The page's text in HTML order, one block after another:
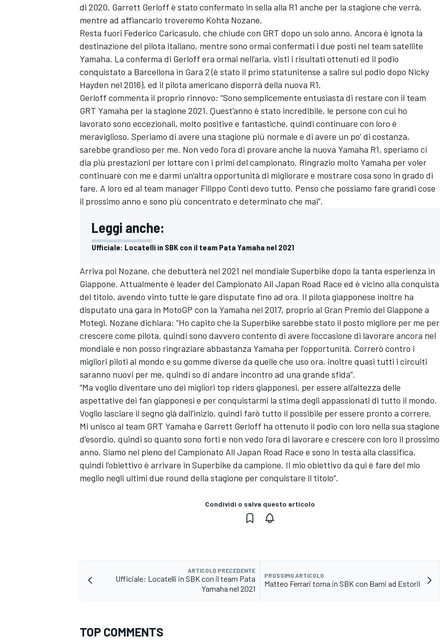
MONOPOSTO
ENDURANCE/GT
di 2020, Garrett Gerloff è stato confermato in sella alla R1 anche per la stagione che verrà,
mentre ad affiancarlo troveremo Kohta Nozane.
Resta fuori Federico Caricasulo, che chiude con GRT dopo un solo anno. Ancora è ignota la
destinazione del pilota italiano, mentre sono ormai confermati i due posti nel team satellite
Yamaha. La conferma di Gerloff era ormai nell’aria, visti i risultati ottenuti ed il podio
conquistato a Barcellona in Gara 2 (è stato il primo statunitense a salire sul podio dopo Nicky
Hayden nel 2016), ed il pilota americano disporrà della nuova R1.
Gerloff commenta il proprio rinnovo: “Sono semplicemente entusiasta di restare con il team
GRT Yamaha per la stagione 2021. Quest’anno è stato incredibile, le persone con cui ho
lavorato sono eccezionali, molto positive e fantastiche, quindi continuare con loro è
meraviglioso. Speriamo di avere una stagione più normale e di avere un po’ di costanza,
sarebbe grandioso per me. Non vedo l’ora di provare anche la nuova Yamaha R1, speriamo ci
dia più prestazioni per lottare con i primi del campionato. Ringrazio molto Yamaha per voler
continuare con me e darmi un’altra opportunità di migliorare e mostrare cosa sono in grado di
fare. A loro ed al team manager Filippo Conti devo tutto. Penso che possiamo fare grandi cose
il prossimo anno e sono più concentrato e determinato che mai”.
Leggi anche:
Ufficiale: Locatelli in SBK con il team Pata Yamaha nel 2021
Arriva poi Nozane, che debutterà nel 2021 nel mondiale Superbike dopo la tanta esperienza in
Giappone. Attualmente è leader del Campionato All Japan Road Race ed è vicino alla conquista
del titolo, avendo vinto tutte le gare disputate fino ad ora. Il pilota giapponese inoltre ha
disputato una gara in MotoGP con la Yamaha nel 2017, proprio al Gran Premio del Giappone a
Motegi. Nozane dichiara: “Ho capito che la Superbike sarebbe stato il posto migliore per me per
crescere come pilota, quindi sono davvero contento di avere l’occasione di lavorare ancora nel
mondiale e non posso ringraziare abbastanza Yamaha per l’opportunità. Correrò contro i
migliori piloti al mondo e su gomme diverse da quelle che uso ora, inoltre quasi tutti i circuiti
saranno nuovi per me, quindi so di andare incontro ad una grande sfida”.
“Ma voglio diventare uno dei migliori top riders giapponesi, per essere all’altezza delle
aspettative dei fan giapponesi e per conquistarmi la stima degli appassionati di tutto il mondo.
Voglio lasciare il segno già dall’inizio, quindi farò tutto il possibile per essere pronto a correre.
Mi unisco al team GRT Yamaha e Garrett Gerloff ha ottenuto il podio con loro nella sua stagione
d’esordio, quindi so quanto sono forti e non vedo l’ora di lavorare e crescere con loro il prossimo
anno. Siamo nel pieno del Campionato All Japan Road Race e sono in testa alla classifica,
quindi l’obiettivo è arrivare in Superbike da campione. Il mio obiettivo da qui è fare del mio
meglio negli ultimi due round della stagione per conquistare il titolo”.
Condividi o salva questo articolo
ARTICOLO PRECEDENTE
Ufficiale: Locatelli in SBK con il team Pata
Yamaha nel 2021
PROSSIMO ARTICOLO
Matteo Ferrari torna in SBK con Barni ad Estoril
TOP COMMENTS